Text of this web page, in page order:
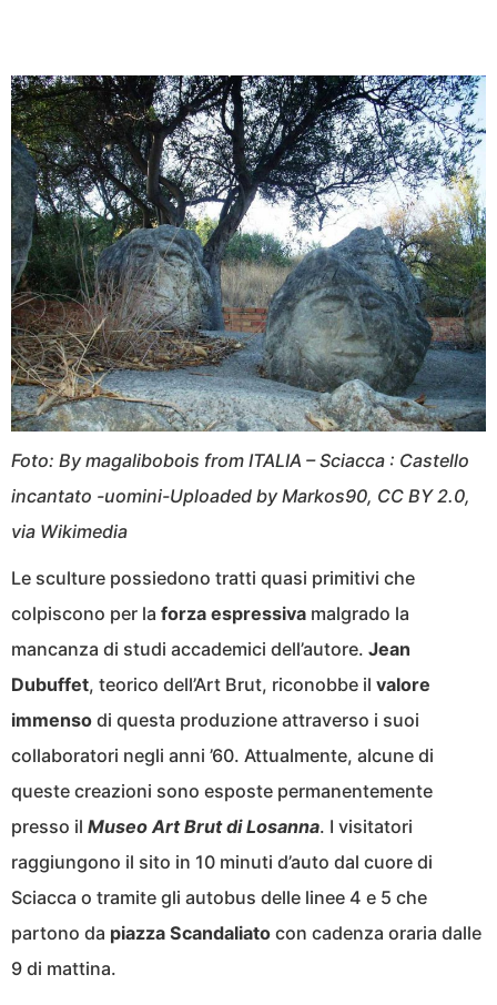
Foto: By magalibobois from ITALIA – Sciacca : Castello
incantato -uomini-Uploaded by Markos90, CC BY 2.0,
via Wikimedia
Le sculture possiedono tratti quasi primitivi che
colpiscono per la forza espressiva malgrado la
mancanza di studi accademici dell’autore. Jean
Dubuffet, teorico dell’Art Brut, riconobbe il valore
immenso di questa produzione attraverso i suoi
collaboratori negli anni ’60. Attualmente, alcune di
queste creazioni sono esposte permanentemente
presso il Museo Art Brut di Losanna. I visitatori
raggiungono il sito in 10 minuti d’auto dal cuore di
Sciacca o tramite gli autobus delle linee 4 e 5 che
partono da piazza Scandaliato con cadenza oraria dalle
9 di mattina.